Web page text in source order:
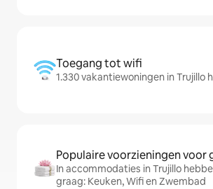
Toegang tot wifi
1.330 vakantiewoningen in Trujillo
Populaire voorzieningen voor
In accommodaties in Trujillo
graag: Keuken, Wifi en Zwembad